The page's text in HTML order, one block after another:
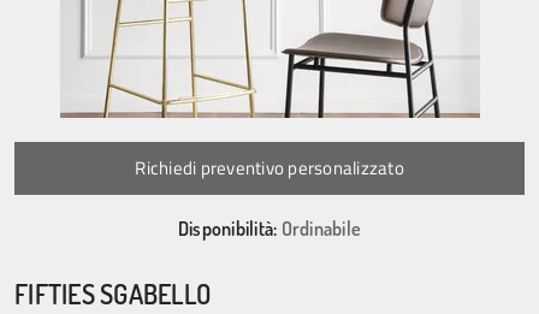
Richiedi preventivo personalizzato
Disponibilità: Ordinabile
FIFTIES SGABELLO